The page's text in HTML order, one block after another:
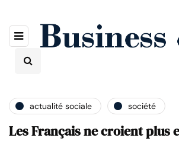
actualité sociale société
Les Français ne croient plus